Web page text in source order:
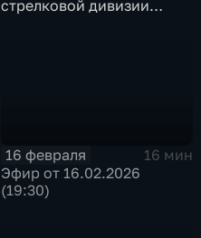
стрелковой дивизии
16 февраля
16 мин
Эфир от 16.02.2026
(19:30)